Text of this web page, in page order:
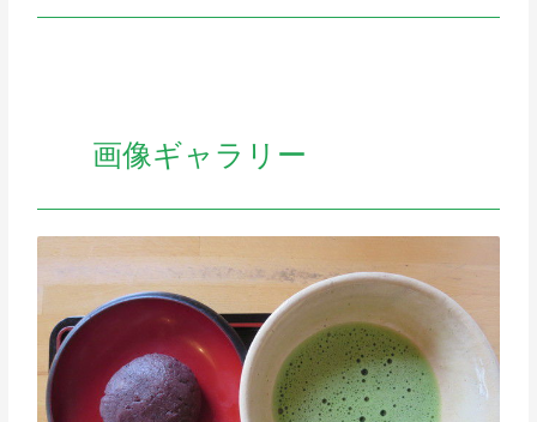
画像ギャラリー